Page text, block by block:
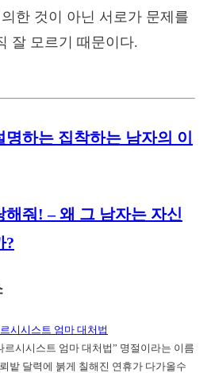
한 것이 아닌 서로가 문제를
잘 모르기 때문이다.
하는 집착하는 남자의 이
해줘! – 왜 그 남자는 자신
?
시시스트 엄마 대처법
르시시스트 엄마 대처법” 명절이라는 이름
밭 달력에 붉게 칠해진 연휴가 다가올수